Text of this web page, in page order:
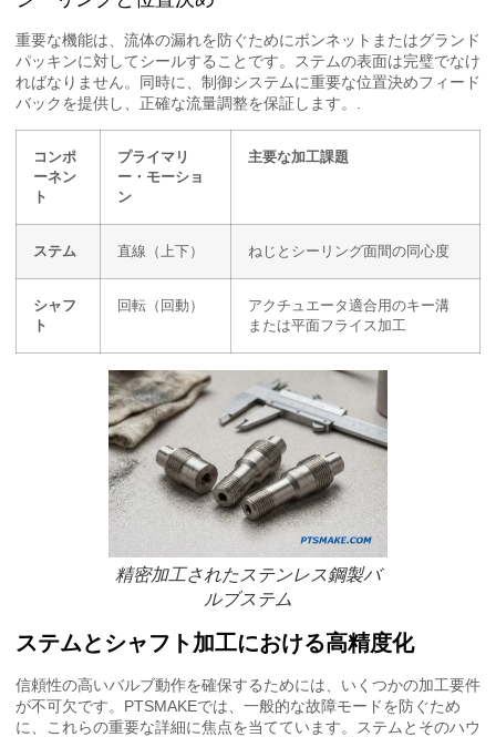
重要な機能は、流体の漏れを防ぐためにボンネットまたはグランド
パッキンに対してシールすることです。ステムの表面は完璧でなけ
ればなりません。同時に、制御システムに重要な位置決めフィード
バックを提供し、正確な流量調整を保証します。.
コンポ
ーネン
ト
プライマリ
ー・モーショ
ン
主要な加工課題
ステム 直線（上下） ねじとシーリング面間の同心度
シャフ
ト
回転（回動）
アクチュエータ適合用のキー溝
または平面フライス加工
精密加工されたステンレス鋼製バ
ルブステム
ステムとシャフト加工における高精度化
信頼性の高いバルブ動作を確保するためには、いくつかの加工要件
が不可欠です。PTSMAKEでは、一般的な故障モードを防ぐため
に、これらの重要な詳細に焦点を当てています。ステムとそのハウ